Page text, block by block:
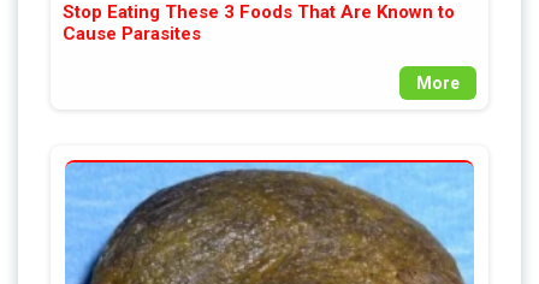
Stop Eating These 3 Foods That Are Known to
Cause Parasites
More